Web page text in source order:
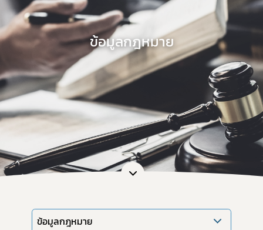
ข้อมูลกฎหมาย
ข้อมูลกฎหมาย